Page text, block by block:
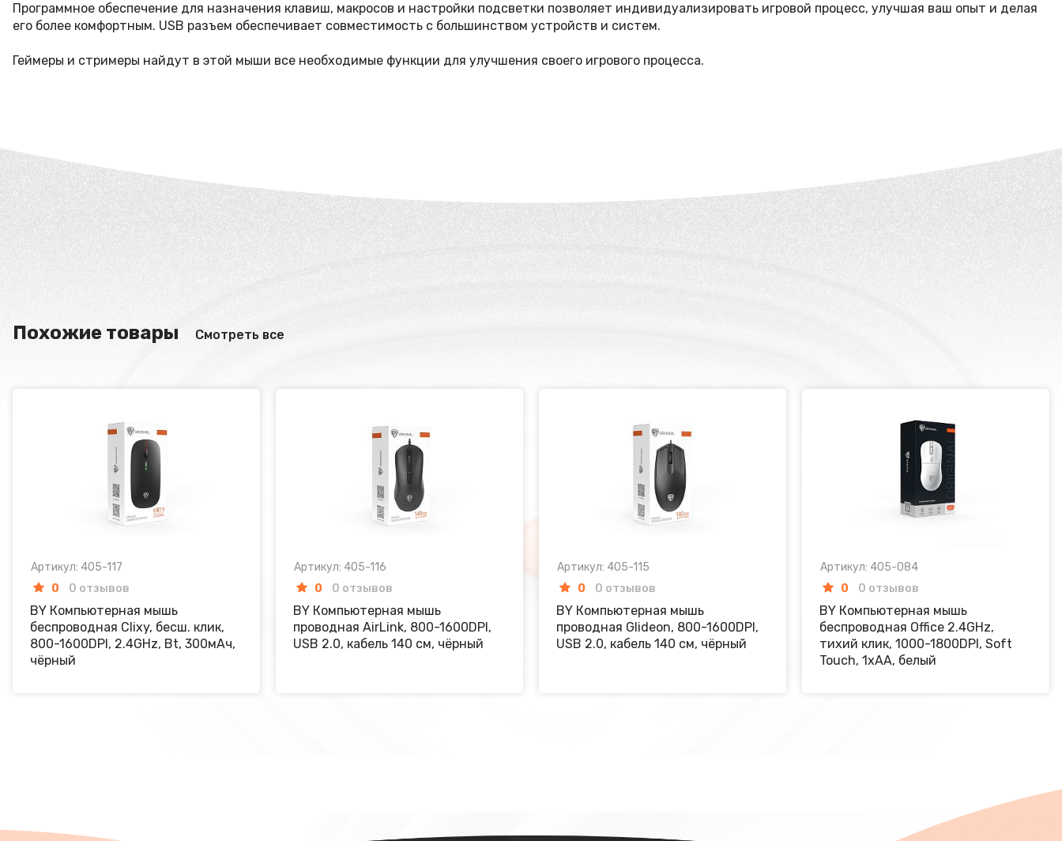
Программное обеспечение для назначения клавиш, макросов и настройки подсветки позволяет индивидуализировать игровой процесс, улучшая ваш опыт и делая
его более комфортным. USB разъем обеспечивает совместимость с большинством устройств и систем.
Геймеры и стримеры найдут в этой мыши все необходимые функции для улучшения своего игрового процесса.
Похожие товары Смотреть все
Артикул: 405-117
0
0 отзывов
BY Компьютерная мышь
беспроводная Clixy, бесш. клик,
800-1600DPI, 2.4GHz, Bt, 300мАч,
чёрный
Артикул: 405-116
0
0 отзывов
BY Компьютерная мышь
проводная AirLink, 800-1600DPI,
USB 2.0, кабель 140 см, чёрный
Артикул: 405-115
0
0 отзывов
BY Компьютерная мышь
проводная Glideon, 800-1600DPI,
USB 2.0, кабель 140 см, чёрный
Артикул: 405-084
0
0 отзывов
BY Компьютерная мышь
беспроводная Office 2.4GHz,
тихий клик, 1000-1800DPI, Soft
Touch, 1xAA, белый